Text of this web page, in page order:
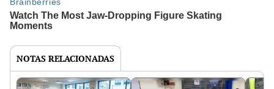
NOTAS RELACIONADAS